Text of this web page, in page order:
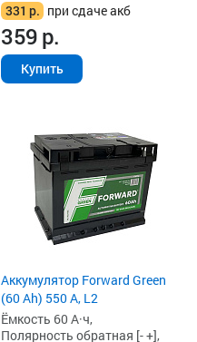
331 р. при сдаче акб
359р.
Купить
Аккумулятор Forward Green
(60 Ah) 550 А, L2
Ёмкость 60 А·ч,
Полярность обратная [- +],